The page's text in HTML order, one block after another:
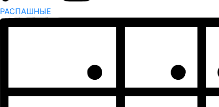
РАСПАШНЫЕ